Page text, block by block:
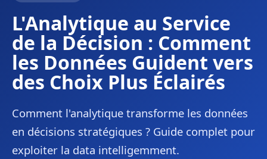
L'Analytique au Service
de la Décision : Comment
les Données Guident vers
des Choix Plus Éclairés
Comment l'analytique transforme les données
en décisions stratégiques ? Guide complet pour
exploiter la data intelligemment.